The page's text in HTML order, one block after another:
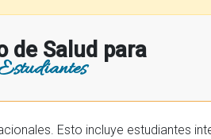
de Salud para
en los EE.UU. y tambien